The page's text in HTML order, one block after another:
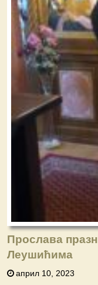
Прослава
Леушићима
април 10, 2023